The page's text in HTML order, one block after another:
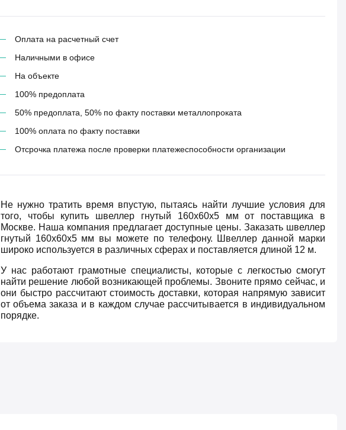
Оплата на расчетный счет
Наличными в офисе
На объекте
100% предоплата
50% предоплата, 50% по факту поставки металлопроката
100% оплата по факту поставки
Отсрочка платежа после проверки платежеспособности организации
Не нужно тратить время впустую, пытаясь найти лучшие условия для
того, чтобы купить швеллер гнутый 160х60х5 мм от поставщика в
Москве. Наша компания предлагает доступные цены. Заказать швеллер
гнутый 160х60х5 мм вы можете по телефону. Швеллер данной марки
широко используется в различных сферах и поставляется длиной 12 м.
У нас работают грамотные специалисты, которые с легкостью смогут
найти решение любой возникающей проблемы. Звоните прямо сейчас, и
они быстро рассчитают стоимость доставки, которая напрямую зависит
от объема заказа и в каждом случае рассчитывается в индивидуальном
порядке.